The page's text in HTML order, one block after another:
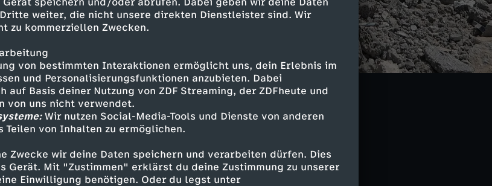
weiter, die nicht unsere direkten Dienstleister sind. Wir
zu kommerziellen Zwecken.
von bestimmten Interaktionen ermöglicht uns, dein Erlebnis im
und Personalisierungsfunktionen anzubieten. Dabei
Basis deiner Nutzung von ZDF Streaming, der ZDFheute und
von uns nicht verwendet.
Wir nutzen Social-Media-Tools und Dienste von anderen
Teilen von Inhalten zu ermöglichen.
Zwecke wir deine Daten speichern und verarbeiten dürfen. Dies
Mit "Zustimmen" erklärst du deine Zustimmung zu unserer
Einwilligung benötigen. Oder du legst unter
informativ
Untertitel
logo!